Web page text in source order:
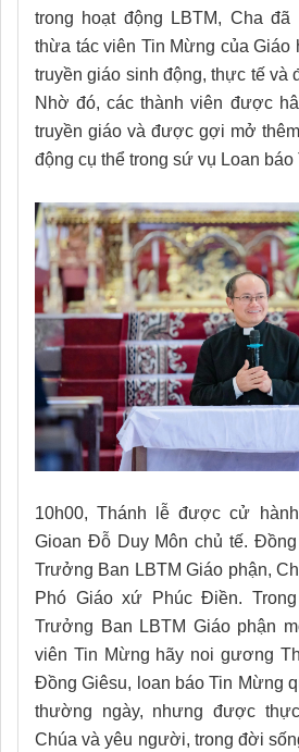
trong hoạt động LBTM, Cha
thừa tác viên Tin Mừng của Giáo
truyền giáo sinh động, thực tế và
Nhờ đó, các thành viên được
truyền giáo và được gợi mở
động cụ thể trong sứ vụ Loan báo
10h00, Thánh lễ được cử
Gioan Đỗ Duy Môn chủ tế.
Trưởng Ban LBTM Giáo phận,
Phó Giáo xứ Phúc Điền.
Trưởng Ban LBTM Giáo phận
viên Tin Mừng hãy noi gương
Đồng Giêsu, loan báo Tin Mừng
thường ngày, nhưng được
Chúa và yêu người, trong đời